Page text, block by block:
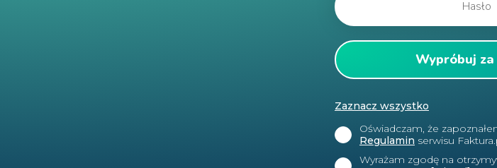
Zaznacz wszystko
Oświadczam, że
Regulamin serwisu
Wyrażam zgodę na